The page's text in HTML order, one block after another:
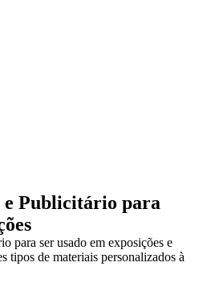
Publicitário para
para ser usado em exposições e
tipos de materiais personalizados à